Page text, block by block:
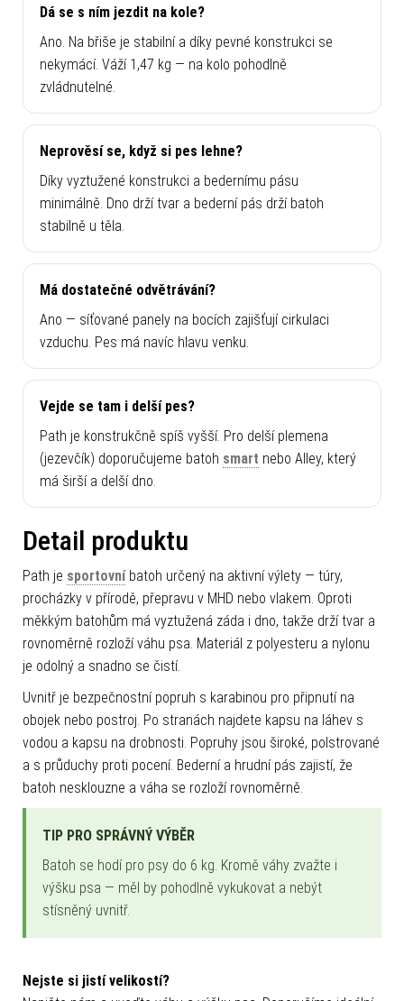
Dá se s ním jezdit na kole?
Ano. Na břiše je stabilní a díky pevné konstrukci se
nekymácí. Váží 1,47 kg — na kolo pohodlně
zvládnutelné.
Neprověsí se, když si pes lehne?
Díky vyztužené konstrukci a bedernímu pásu
minimálně. Dno drží tvar a bederní pás drží batoh
stabilně u těla.
Má dostatečné odvětrávání?
Ano — síťované panely na bocích zajišťují cirkulaci
vzduchu. Pes má navíc hlavu venku.
Vejde se tam i delší pes?
Path je konstrukčně spíš vyšší. Pro delší plemena
(jezevčík) doporučujeme batoh smart nebo Alley, který
má širší a delší dno.
Detail produktu
Path je sportovníbatoh určený na aktivní výlety — túry,
procházky v přírodě, přepravu v MHD nebo vlakem. Oproti
měkkým batohům má vyztužená záda i dno, takže drží tvar a
rovnoměrně rozloží váhu psa. Materiál z polyesteru a nylonu
je odolný a snadno se čistí.
Uvnitř je bezpečnostní popruh s karabinou pro připnutí na
obojek nebo postroj. Po stranách najdete kapsu na láhev s
vodou a kapsu na drobnosti. Popruhy jsou široké, polstrované
a s průduchy proti pocení. Bederní a hrudní pás zajistí, že
batoh nesklouzne a váha se rozloží rovnoměrně.
TIP PRO SPRÁVNÝ VÝBĚR
Batoh se hodí pro psy do 6 kg. Kromě váhy zvažte i
výšku psa — měl by pohodlně vykukovat a nebýt
stísněný uvnitř.
Nejste si jistí velikostí?